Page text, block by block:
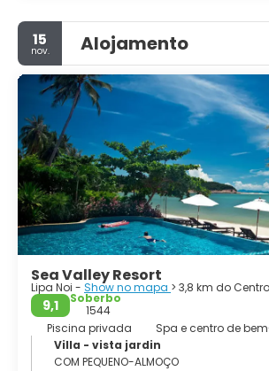
15
nov. Alojamento
Sea Valley Resort
Lipa Noi - Show no mapa > 3,8 km do Centro
9,1
Soberbo
1544
Piscina privada
Spa e centro de
Villa - vista jardin
COM PEQUENO-ALMOÇO